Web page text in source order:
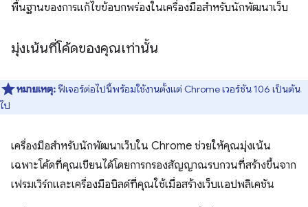
พื้นฐานของการแก้ไขข้อบกพร่องในเครื่องมือสำหรับนักพัฒนาเว็บ
มุ่งเน้นที่โค้ดของคุณเท่านั้น
หมายเหตุ:ฟีเจอร์ต่อไปนี้พร้อมใช้งานตั้งแต่ Chrome เวอร์ชัน 106 เป็นต้น
ไป
เครื่องมือสำหรับนักพัฒนาเว็บใน Chrome ช่วยให้คุณมุ่งเน้น
เฉพาะโค้ดที่คุณเขียนได้โดยการกรองสัญญาณรบกวนที่สร้างขึ้นจาก
เฟรมเวิร์กและเครื่องมือบิลด์ที่คุณใช้เมื่อสร้างเว็บแอปพลิเคชัน